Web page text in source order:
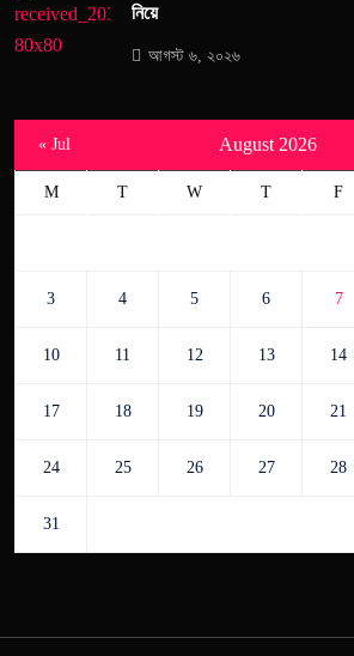
নিয়ে
আগস্ট ৬, ২০২৬
August 2026
M T W T F
3 4 5 6 7
10 11 12 13 14
17 18 19 20 21
24 25 26 27 28
31
« Jul